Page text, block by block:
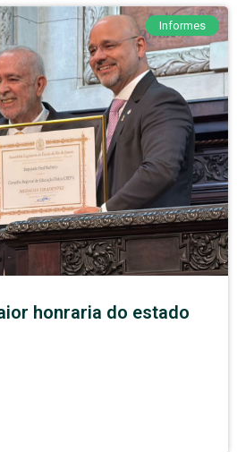
Informes
honraria do estado